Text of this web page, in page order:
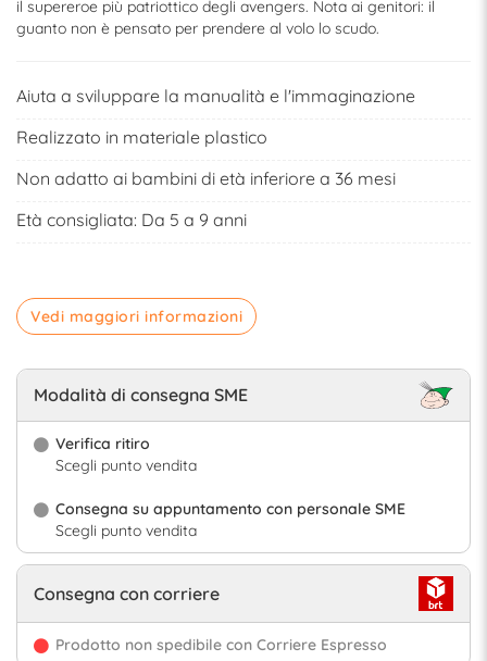
il supereroe più patriottico degli avengers. Nota ai genitori: il
guanto non è pensato per prendere al volo lo scudo.
Aiuta a sviluppare la manualità e l'immaginazione
Realizzato in materiale plastico
Non adatto ai bambini di età inferiore a 36 mesi
Età consigliata: Da 5 a 9 anni
Vedi maggiori informazioni
Modalità di consegna SME
Verifica ritiro
Scegli punto vendita
Consegna su appuntamento con personale SME
Scegli punto vendita
Consegna con corriere
Prodotto non spedibile con Corriere Espresso